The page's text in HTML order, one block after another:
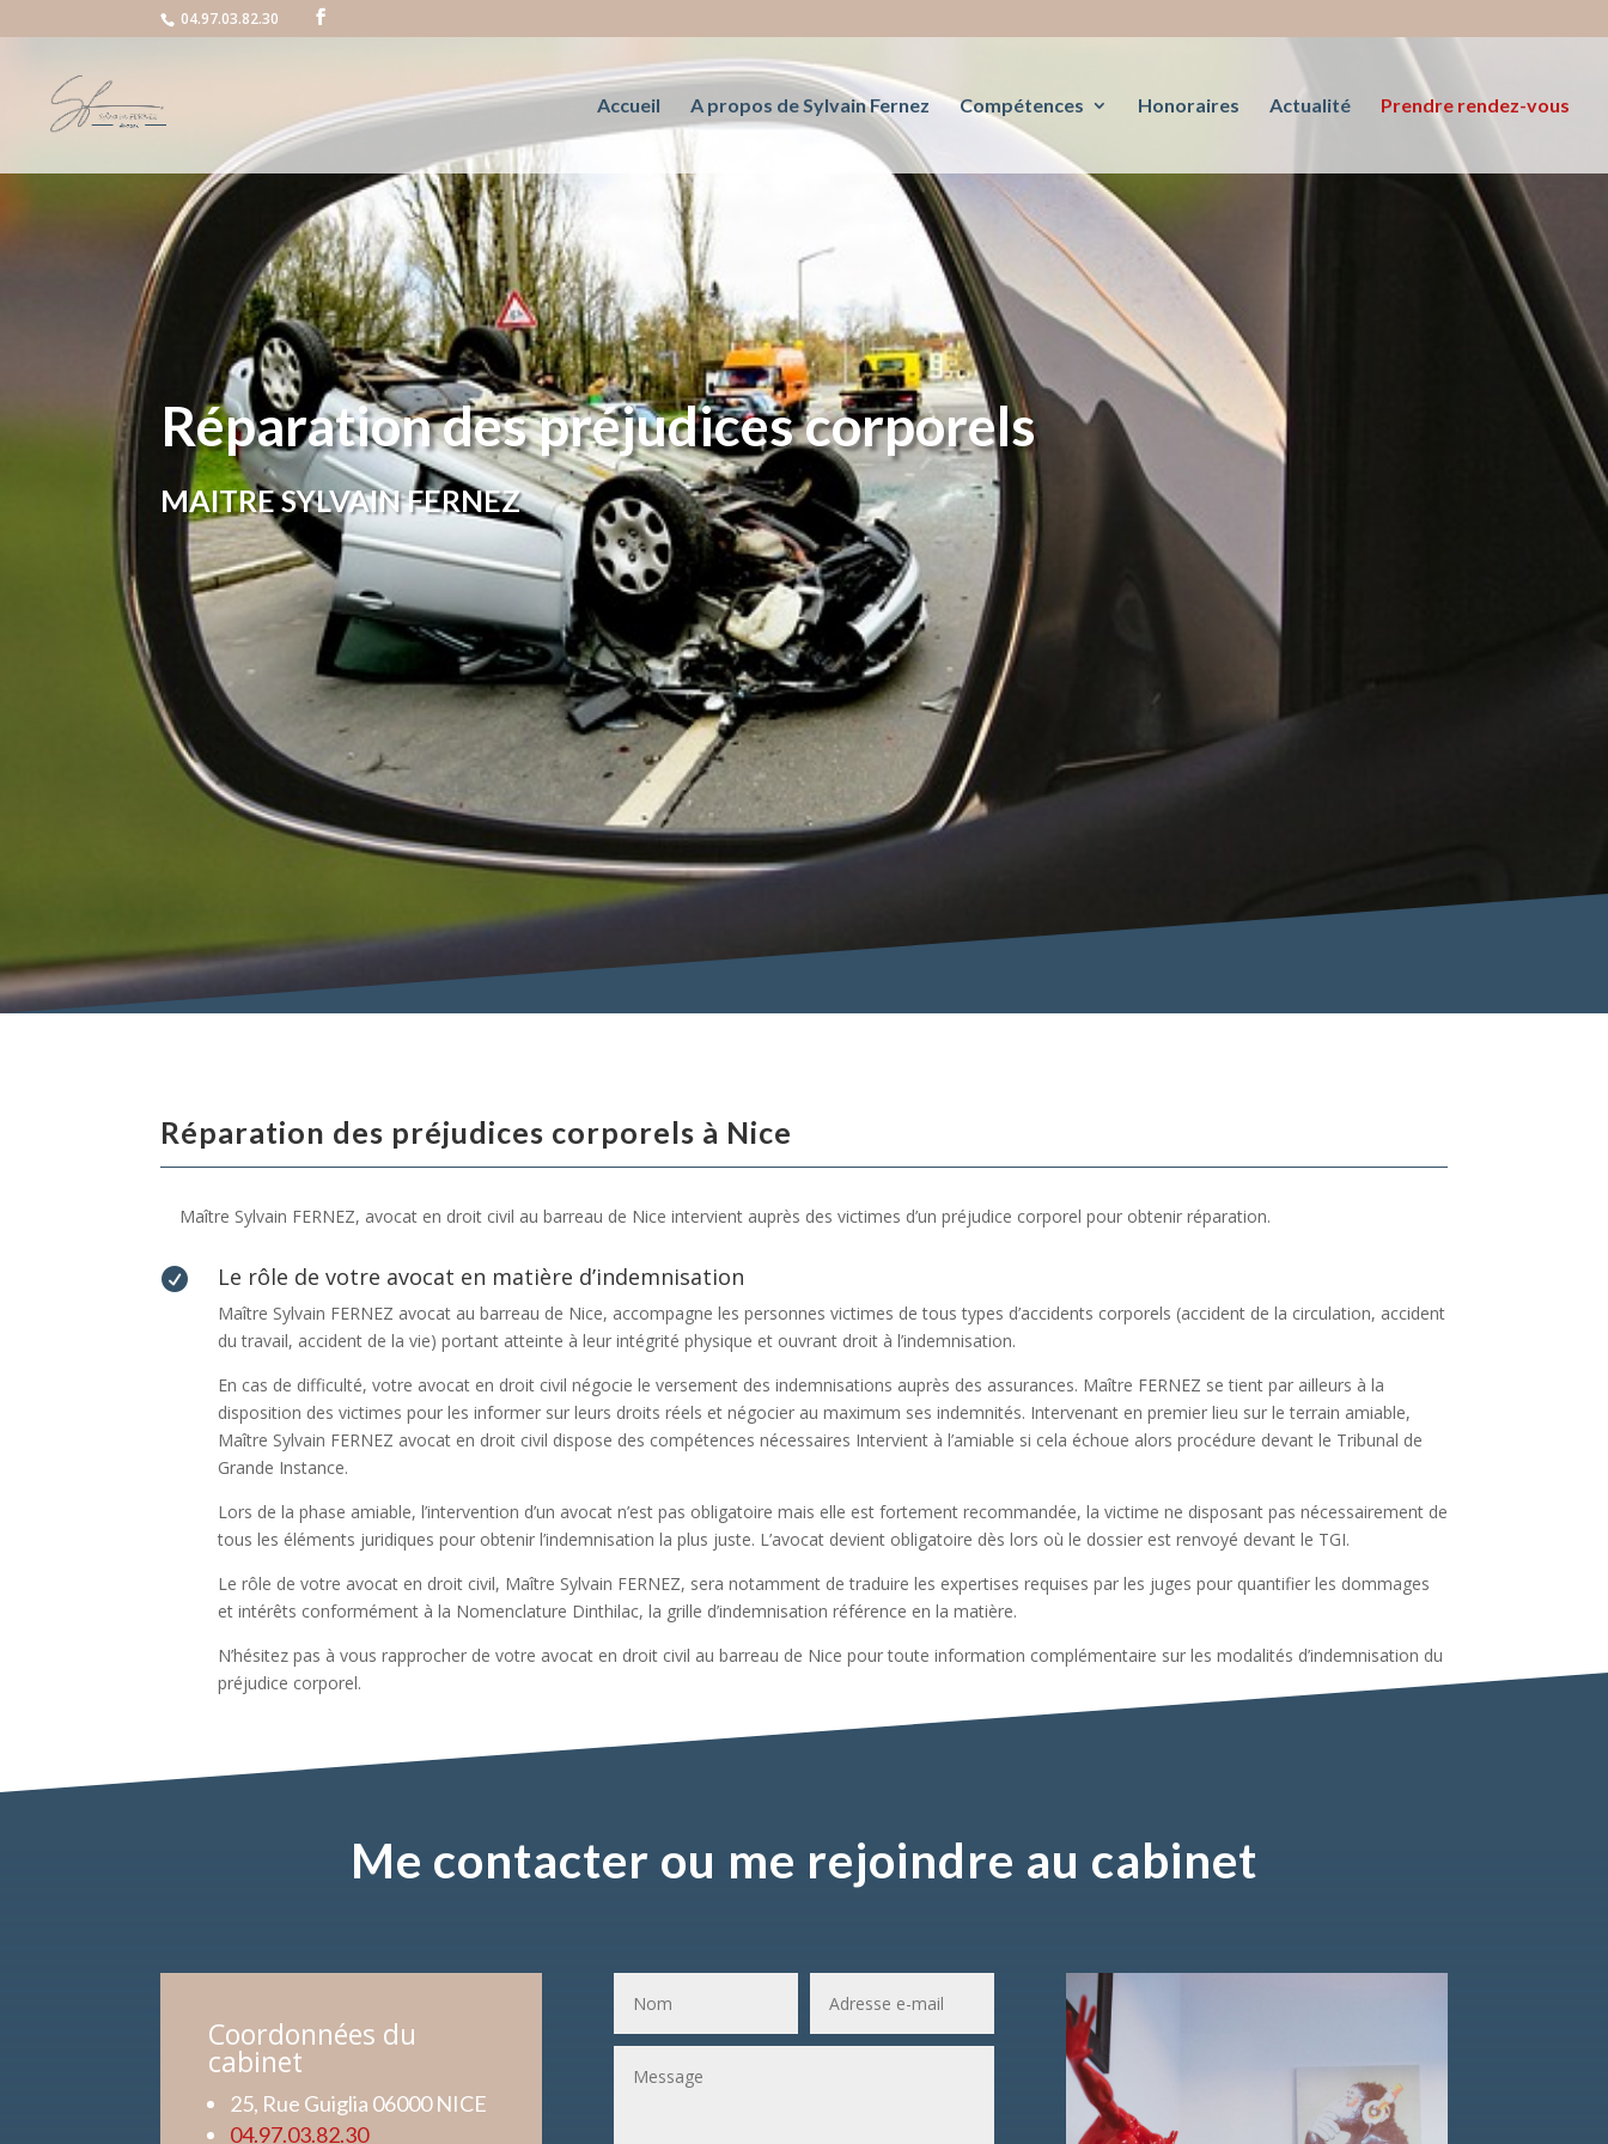
04.97.03.82.30
Accueil A propos de Sylvain Fernez Compétences Honoraires Actualité Prendre rendez-vous
Réparation des préjudices corporels
MAITRE SYLVAIN FERNEZ
Réparation des préjudices corporels à Nice
Maître Sylvain FERNEZ, avocat en droit civil au barreau de Nice intervient auprès des victimes d’un préjudice corporel pour obtenir réparation.
 Le rôle de votre avocat en matière d’indemnisation
Maître Sylvain FERNEZ avocat au barreau de Nice, accompagne les personnes victimes de tous types d’accidents corporels (accident de la circulation, accident
du travail, accident de la vie) portant atteinte à leur intégrité physique et ouvrant droit à l’indemnisation.
En cas de difficulté, votre avocat en droit civil négocie le versement des indemnisations auprès des assurances. Maître FERNEZ se tient par ailleurs à la
disposition des victimes pour les informer sur leurs droits réels et négocier au maximum ses indemnités. Intervenant en premier lieu sur le terrain amiable,
Maître Sylvain FERNEZ avocat en droit civil dispose des compétences nécessaires Intervient à l’amiable si cela échoue alors procédure devant le Tribunal de
Grande Instance.
Lors de la phase amiable, l’intervention d’un avocat n’est pas obligatoire mais elle est fortement recommandée, la victime ne disposant pas nécessairement de
tous les éléments juridiques pour obtenir l’indemnisation la plus juste. L’avocat devient obligatoire dès lors où le dossier est renvoyé devant le TGI.
Le rôle de votre avocat en droit civil, Maître Sylvain FERNEZ, sera notamment de traduire les expertises requises par les juges pour quantifier les dommages
et intérêts conformément à la Nomenclature Dinthilac, la grille d’indemnisation référence en la matière.
N’hésitez pas à vous rapprocher de votre avocat en droit civil au barreau de Nice pour toute information complémentaire sur les modalités d’indemnisation du
préjudice corporel.
Me contacter ou me rejoindre au cabinet
Coordonnées du
cabinet
25, Rue Guiglia 06000 NICE
04.97.03.82.30